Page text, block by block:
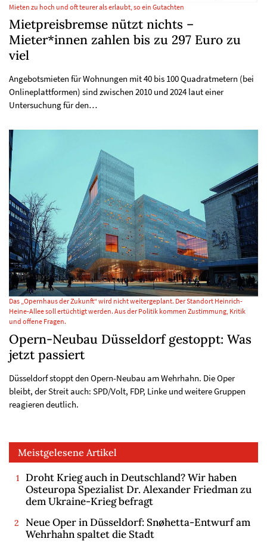
Mieten zu hoch und oft teurer als erlaubt, so ein Gutachten
Mietpreisbremse nützt nichts –
Mieter*innen zahlen bis zu 297 Euro zu
viel
Angebotsmieten für Wohnungen mit 40 bis 100 Quadratmetern (bei
Onlineplattformen) sind zwischen 2010 und 2024 laut einer
Untersuchung für den…
Das „Opernhaus der Zukunft“ wird nicht weitergeplant. Der Standort Heinrich-
Heine-Allee soll ertüchtigt werden. Aus der Politik kommen Zustimmung, Kritik
und offene Fragen.
Opern-Neubau Düsseldorf gestoppt: Was
jetzt passiert
Düsseldorf stoppt den Opern-Neubau am Wehrhahn. Die Oper
bleibt, der Streit auch: SPD/Volt, FDP, Linke und weitere Gruppen
reagieren deutlich.
Meistgelesene Artikel
Droht Krieg auch in Deutschland? Wir haben
Osteuropa Spezialist Dr. Alexander Friedman zu
dem Ukraine-Krieg befragt
Neue Oper in Düsseldorf: Snøhetta-Entwurf am
Wehrhahn spaltet die Stadt